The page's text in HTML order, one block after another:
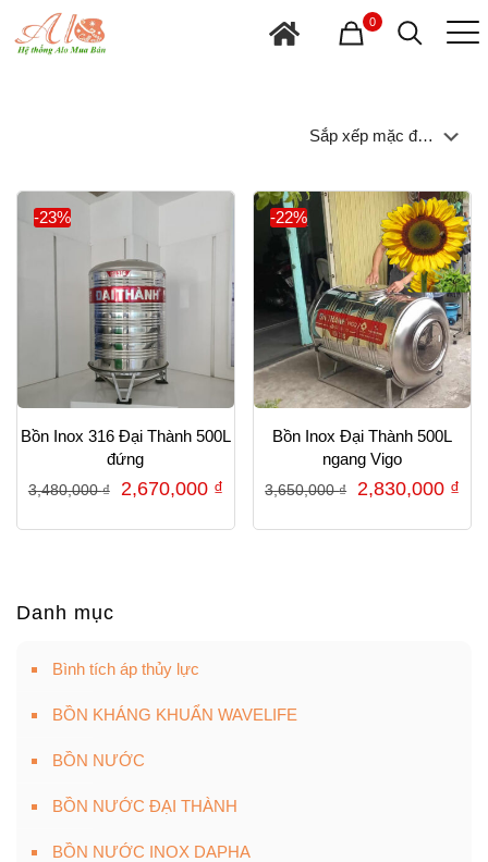
0
-23%
Bồn Inox 316 Đại Thành 500L
đứng
3,480,000₫
Giá
2,670,000 ₫Giá
-22%
Bồn Inox Đại Thành 500L
ngang Vigo
3,650,000₫
Giá
2,830,000 ₫
Danh mục
Bình tích áp thủy lực
BỒN KHÁNG KHUẨN WAVELIFE
BỒN NƯỚC
BỒN NƯỚC ĐẠI THÀNH
BỒN NƯỚC INOX DAPHA